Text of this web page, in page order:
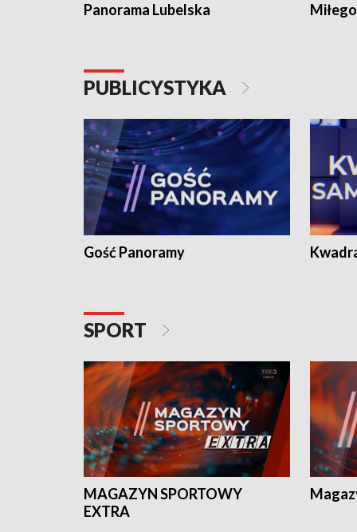
Panorama Lubelska
PUBLICYSTYKA
Gość Panoramy
SPORT
MAGAZYN SPORTOWY
EXTRA